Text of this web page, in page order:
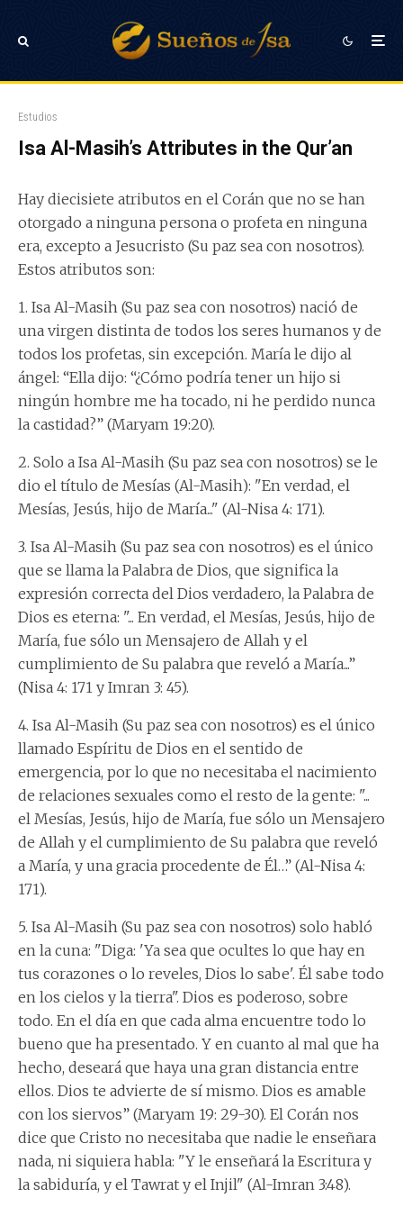
Estudios
Isa Al-Masih’s Attributes in the Qur’an
Hay diecisiete atributos en el Corán que no se han
otorgado a ninguna persona o profeta en ninguna
era, excepto a Jesucristo (Su paz sea con nosotros).
Estos atributos son:
1. Isa Al-Masih (Su paz sea con nosotros) nació de
una virgen distinta de todos los seres humanos y de
todos los profetas, sin excepción. María le dijo al
ángel: “Ella dijo: “¿Cómo podría tener un hijo si
ningún hombre me ha tocado, ni he perdido nunca
la castidad?” (Maryam 19:20).
2. Solo a Isa Al-Masih (Su paz sea con nosotros) se le
dio el título de Mesías (Al-Masih): "En verdad, el
Mesías, Jesús, hijo de María..." (Al-Nisa 4: 171).
3. Isa Al-Masih (Su paz sea con nosotros) es el único
que se llama la Palabra de Dios, que significa la
expresión correcta del Dios verdadero, la Palabra de
Dios es eterna: "... En verdad, el Mesías, Jesús, hijo de
María, fue sólo un Mensajero de Allah y el
cumplimiento de Su palabra que reveló a María...”
(Nisa 4: 171 y Imran 3: 45).
4. Isa Al-Masih (Su paz sea con nosotros) es el único
llamado Espíritu de Dios en el sentido de
emergencia, por lo que no necesitaba el nacimiento
de relaciones sexuales como el resto de la gente: "...
el Mesías, Jesús, hijo de María, fue sólo un Mensajero
de Allah y el cumplimiento de Su palabra que reveló
a María, y una gracia procedente de Él…” (Al-Nisa 4:
171).
5. Isa Al-Masih (Su paz sea con nosotros) solo habló
en la cuna: "Diga: 'Ya sea que ocultes lo que hay en
tus corazones o lo reveles, Dios lo sabe'. Él sabe todo
en los cielos y la tierra". Dios es poderoso, sobre
todo. En el día en que cada alma encuentre todo lo
bueno que ha presentado. Y en cuanto al mal que ha
hecho, deseará que haya una gran distancia entre
ellos. Dios te advierte de sí mismo. Dios es amable
con los siervos” (Maryam 19: 29-30). El Corán nos
dice que Cristo no necesitaba que nadie le enseñara
nada, ni siquiera habla: "Y le enseñará la Escritura y
la sabiduría, y el Tawrat y el Injil" (Al-Imran 3:48).